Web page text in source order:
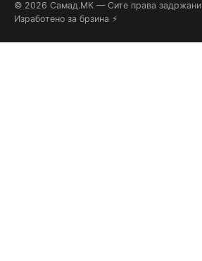
© 2026 Самад.МК — Сите права задржани
Изработено за брзина ⚡